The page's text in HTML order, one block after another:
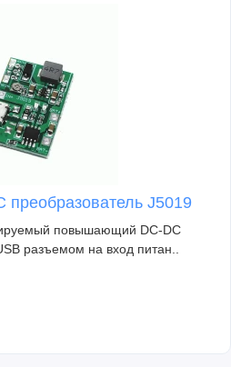
J5019
повышающий DC-DC
разъемом на вход питан..